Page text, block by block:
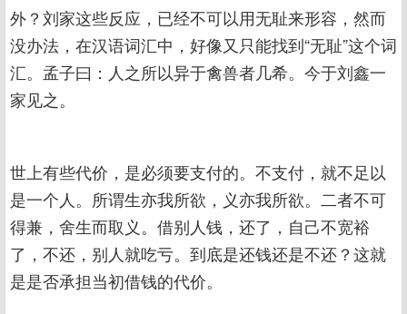
外？刘家这些反应，已经不可以用无耻来形容，然而
没办法，在汉语词汇中，好像又只能找到“无耻”这个词
汇。孟子曰：人之所以异于禽兽者几希。今于刘鑫一
家见之。
世上有些代价，是必须要支付的。不支付，就不足以
是一个人。所谓生亦我所欲，义亦我所欲。二者不可
得兼，舍生而取义。借别人钱，还了，自己不宽裕
了，不还，别人就吃亏。到底是还钱还是不还？这就
是是否承担当初借钱的代价。